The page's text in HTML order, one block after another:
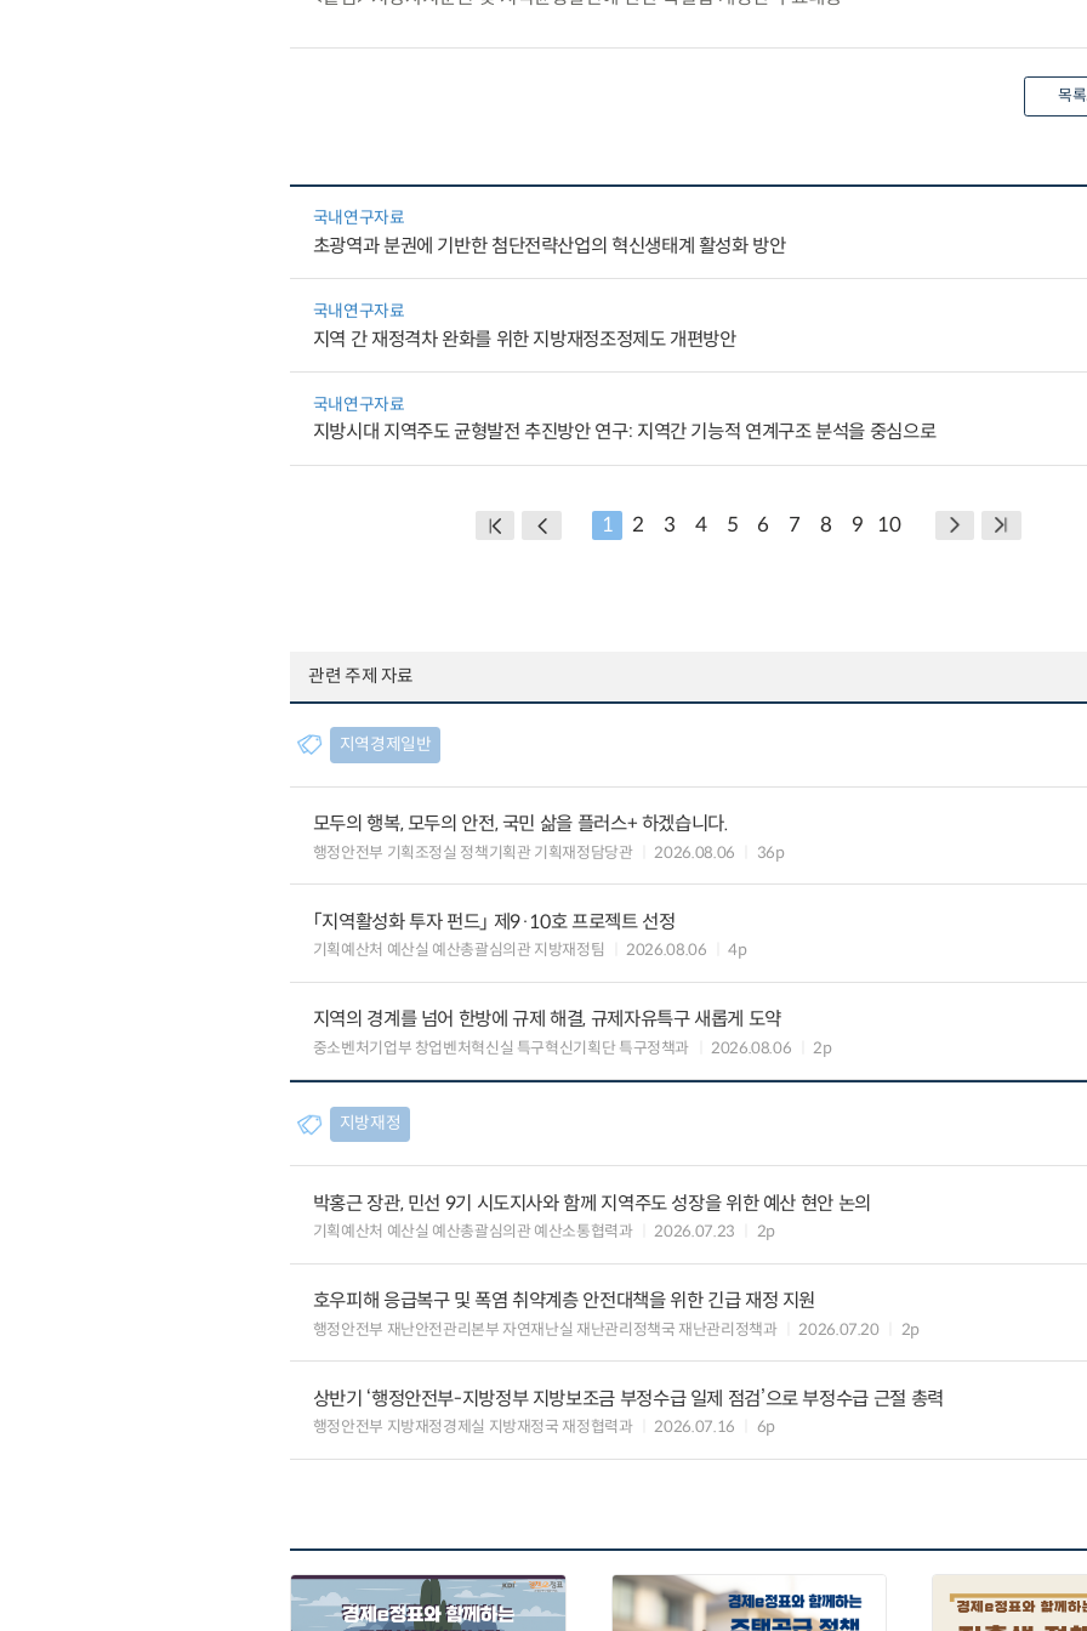
목
국내연구자료
초광역과 분권에 기반한 첨단전략산업의 혁신생태계 활성화 방안
국내연구자료
지역 간 재정격차 완화를 위한 지방재정조정제도 개편방안
국내연구자료
지방시대 지역주도 균형발전 추진방안 연구: 지역간 기능적 연계구조 분석을 중심으로
1 2 3 4 5 6 7 8 9 10
관련 주제 자료
지역경제일반
모두의 행복, 모두의 안전, 국민 삶을 플러스+ 하겠습니다.
행정안전부 기획조정실 정책기획관 기획재정담당관 2026.08.06 36p
「지역활성화 투자 펀드」 제9·10호 프로젝트 선정
기획예산처 예산실 예산총괄심의관 지방재정팀 2026.08.06 4p
지역의 경계를 넘어 한방에 규제 해결, 규제자유특구 새롭게 도약
중소벤처기업부 창업벤처혁신실 특구혁신기획단 특구정책과 2026.08.06 2p
지방재정
박홍근 장관, 민선 9기 시도지사와 함께 지역주도 성장을 위한 예산 현안 논의
기획예산처 예산실 예산총괄심의관 예산소통협력과 2026.07.23 2p
호우피해 응급복구 및 폭염 취약계층 안전대책을 위한 긴급 재정 지원
행정안전부 재난안전관리본부 자연재난실 재난관리정책국 재난관리정책과 2026.07.20 2p
상반기 ‘행정안전부-지방정부 지방보조금 부정수급 일제 점검’으로 부정수급 근절 총력
행정안전부 지방재정경제실 지방재정국 재정협력과 2026.07.16 6p